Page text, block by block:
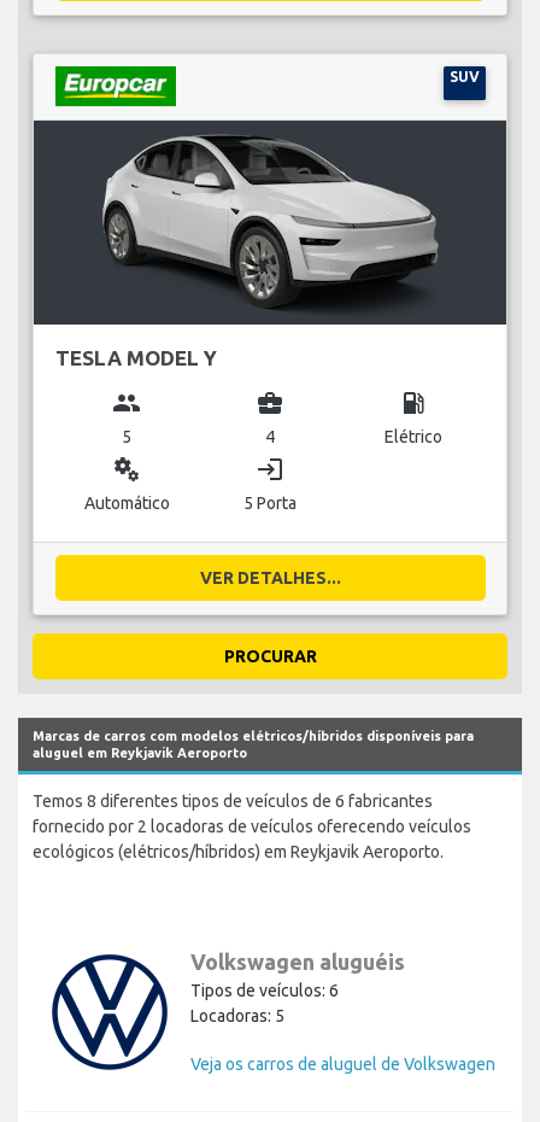
SUV
TESLA MODEL Y
group
5
business_center
4
local_gas_station
Elétrico
miscellaneous_services
Automático
login
5 Porta
VER DETALHES...
PROCURAR
Marcas de carros com modelos elétricos/híbridos disponíveis para
aluguel em Reykjavik Aeroporto
Temos 8 diferentes tipos de veículos de 6 fabricantes
fornecido por 2 locadoras de veículos oferecendo veículos
ecológicos (elétricos/híbridos) em Reykjavik Aeroporto.
Volkswagen aluguéis
Tipos de veículos: 6
Locadoras: 5
Veja os carros de aluguel de Volkswagen